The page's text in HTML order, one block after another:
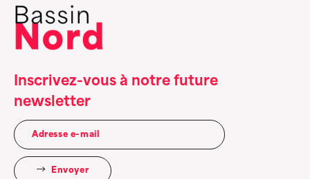
Inscrivez-vous à notre future
newsletter
Envoyer